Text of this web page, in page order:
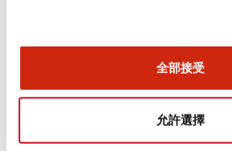
全部接受
允許選擇